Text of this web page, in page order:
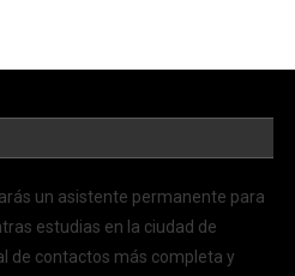
un asistente permanente para
estudias en la ciudad de
de contactos más completa y